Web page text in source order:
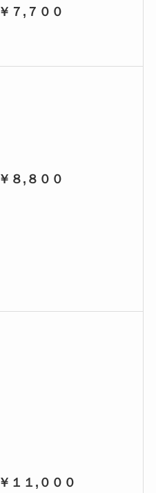
￥７,７００
￥８,８００
￥１１,０００